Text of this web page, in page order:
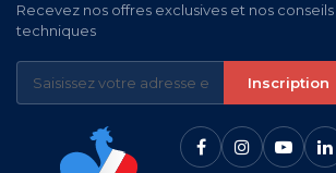
Recevez nos offres exclusives et nos conseils
techniques
Inscription